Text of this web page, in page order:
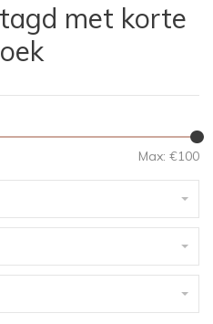
met korte
Max: €100